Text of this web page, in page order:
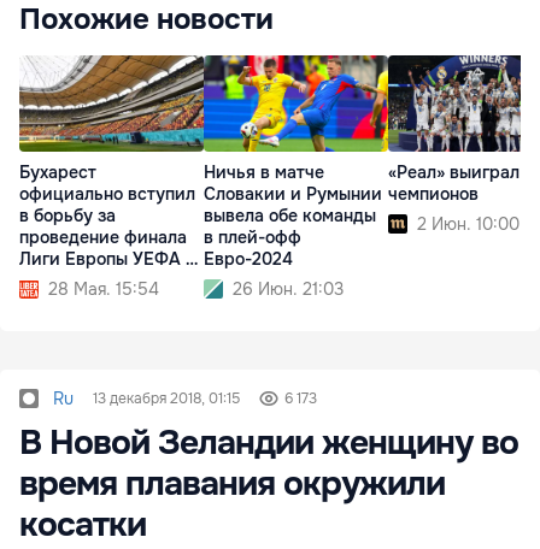
Похожие новости
Бухарест
официально вступил
в борьбу за
проведение финала
Лиги Европы УЕФА -
202828 Мая. 15:54
Ничья в матче
Словакии и Румынии
вывела обе команды
в плей-офф
Евро-2024
26 Июн. 21:03
«Реал» выиграл
чемпионов
2 Июн. 10:00
Ru 13 декабря 2018, 01:15 6 173
В Новой Зеландии женщину во
время плавания окружили
косатки